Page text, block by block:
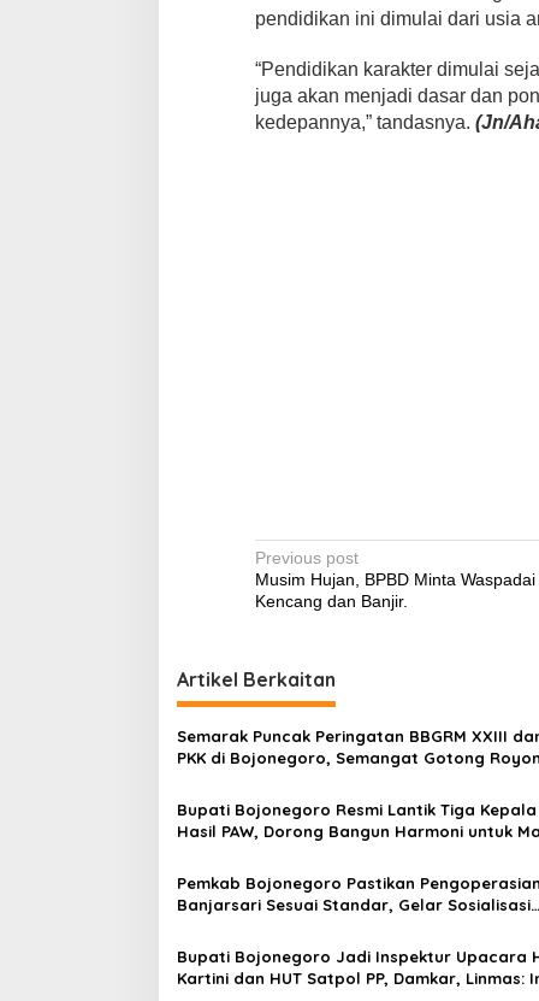
pendidikan ini dimulai dari usia
“Pendidikan karakter dimulai
juga akan menjadi dasar dan
kedepannya,” tandasnya. (Jn/
P
o
n
a
v
i
g
t
o
Previous post
Musim Hujan, BPBD Minta Waspadai
Kencang dan Banjir.
Artikel Berkaitan
Semarak Puncak Peringatan BBGRM XXIII
PKK di Bojonegoro, Semangat Gotong
Bupati Bojonegoro Resmi Lantik Tiga Kepala
Hasil PAW, Dorong Bangun Harmoni untuk
Pemkab Bojonegoro Pastikan Pengoperasian
Banjarsari Sesuai Standar, Gelar Sosialisasi
Bupati Bojonegoro Jadi Inspektur Upacara
Kartini dan HUT Satpol PP, Damkar, Linmas: